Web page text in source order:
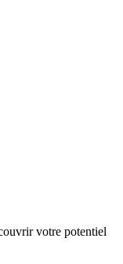
votre potentiel